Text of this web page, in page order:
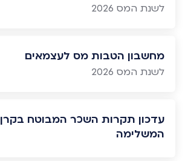
לשנת המס 2026
מחשבון הטבות מס לעצמאים
לשנת המס 2026
עדכון תקרות השכר המבוטח בקרן
המשלימה